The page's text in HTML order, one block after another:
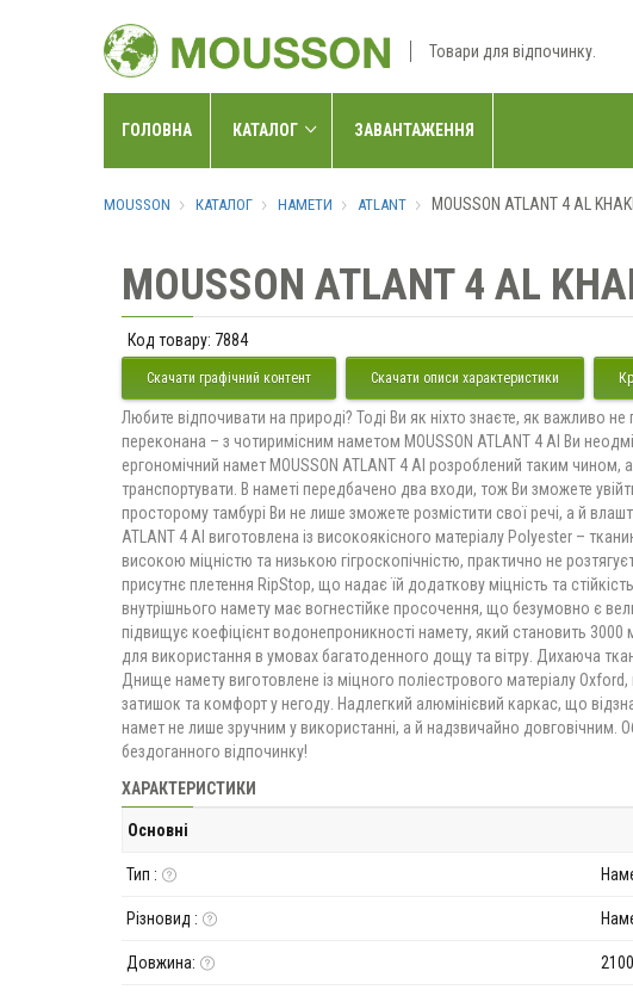
Товари для відпочинку.
ГОЛОВНА КАТАЛОГ ЗАВАНТАЖЕННЯ
MOUSSON КАТАЛОГ НАМЕТИ ATLANT MOUSSON ATLANT 4 AL KHAKI
MOUSSON ATLANT 4 AL
Код товару: 7884
Скачати графічний контент Скачати описи характеристики
Любите відпочивати на природі? Тоді Ви як ніхто знаєте, як важливо
переконана – з чотиримісним наметом MOUSSON ATLANT 4 Al Ви
ергономічний намет MOUSSON ATLANT 4 Al розроблений таким
транспортувати. В наметі передбачено два входи, тож Ви зможете
просторому тамбурі Ви не лише зможете розмістити свої речі, а й
ATLANT 4 Al виготовлена із високоякісного матеріалу Polyester –
високою міцністю та низькою гігроскопічністю, практично не
присутнє плетення RipStop, що надає їй додаткову міцність та
внутрішнього намету має вогнестійке просочення, що безумовно є
підвищує коефіцієнт водонепроникності намету, який становить
для використання в умовах багатоденного дощу та вітру. Дихаюча
Днище намету виготовлене із міцного поліестрового матеріалу
затишок та комфорт у негоду. Надлегкий алюмінієвий каркас, що
намет не лише зручним у використанні, а й надзвичайно довговічним.
бездоганного відпочинку!
ХАРАКТЕРИСТИКИ
Основні
Тип :
Різновид :
Довжина: